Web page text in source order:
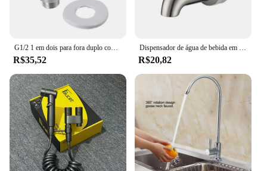
G1/2 1 em dois para fora duplo controle máquina de lavar torneira válvula triângulo pia da cozinha pia do banheiro torneira da bacia acessórios
R$35,52
Dispensador de água de bebida em aço inoxidável, torneira com rosca, bico de diâmetro para barril de vinho, suco, cerveja, torneira, interruptor de válvula
R$20,82